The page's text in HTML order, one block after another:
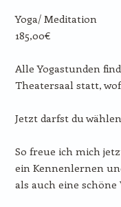
Yoga/ Meditation
185,00€
Alle Yogastunden
Theatersaal statt,
Jetzt darfst du
So freue ich mich
ein Kennenlernen
als auch eine